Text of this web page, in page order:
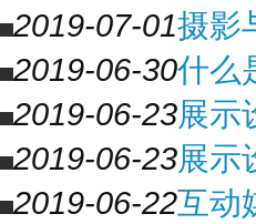
2019-07-01摄影
2019-06-30什么
2019-06-23展示
2019-06-23展示
2019-06-22互动